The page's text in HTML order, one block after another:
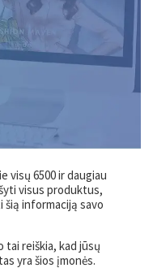
visų 6500 ir daugiau
visus produktus,
informaciją savo
reiškia, kad jūsų
yra šios įmonės.